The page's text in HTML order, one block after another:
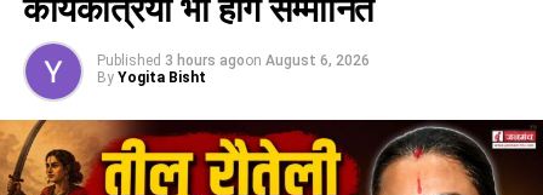
कार्यकत्रियां भी होंगे सम्मानित
Published 3 hours agoon August 6, 2026
By Yogita Bisht